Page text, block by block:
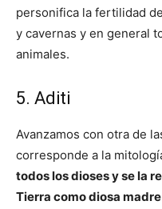
personifica la fertilidad
y cavernas y en general
animales.
5. Aditi
Avanzamos con otra de
corresponde a la
todos los dioses y se la
Tierra como diosa